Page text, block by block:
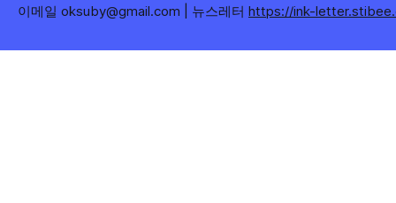
이메일 oksuby@gmail.com | 뉴스레터 https://ink-